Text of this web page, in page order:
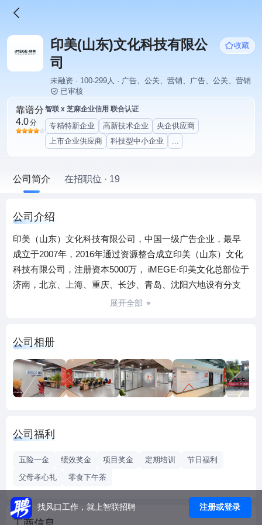
印美(山东)文化科技有限公
司
收藏
未融资 · 100-299人 · 广告、公关、营销、广告、公关、营销
已审核
靠谱分
4.0分
智联 x 芝麻企业信用 联合认证
专精特新企业 高新技术企业
央企供应商
上市企业供应商
科技型中小企业 ...
公司简介 在招职位 · 19
公司介绍
印美（山东）文化科技有限公司，中国一级广告企业，最早
成立于2007年，2016年通过资源整合成立印美（山东）文化
科技有限公司，注册资本5000万， iMEGE·印美文化总部位于
济南，北京、上海、重庆、长沙、青岛、沈阳六地设有分支
机构，在职员工200余人，服务500+客户，先后获得国家级高
佳设计奖、第二届香港青年设计奖、USDA美国新概念年度创
意设计一等奖、入围第13届CCII国际双年展等国际国内专业
大奖近30余项。
印美已深耕广告行业18年，为客户提供品牌管理咨询、品牌
慧展厅等相关业务的合作。
展开全部
公司相册
公司福利
五险一金 绩效奖金 项目奖金 定期培训
节日福利
父母孝心礼
零食下午茶
找风口工作，就上智联招聘 注册或登录